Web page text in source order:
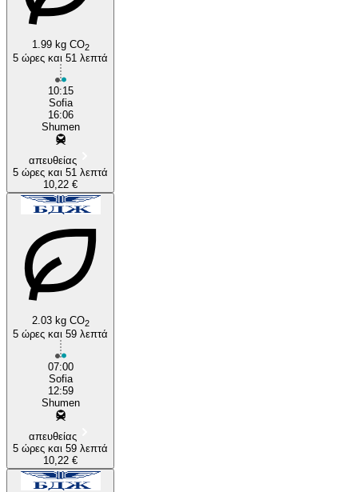
1.99 kg CO2
5 ώρες και 51 λεπτά
10:15
Sofia
16:06
Shumen
απευθείας
5 ώρες και 51 λεπτά
10,22 €
2.03 kg CO2
5 ώρες και 59 λεπτά
07:00
Sofia
12:59
Shumen
απευθείας
5 ώρες και 59 λεπτά
10,22 €